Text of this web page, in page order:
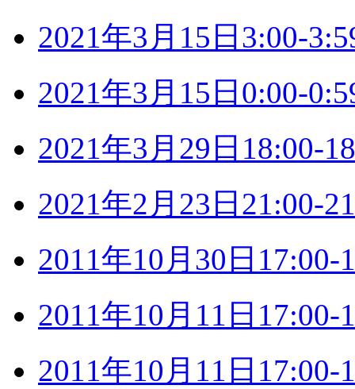
2021年3月15日3:00-
2021年3月15日0:00-
2021年3月29日18:00-
2021年2月23日21:00-
2011年10月30日
2011年10月11日
2011年10月11日